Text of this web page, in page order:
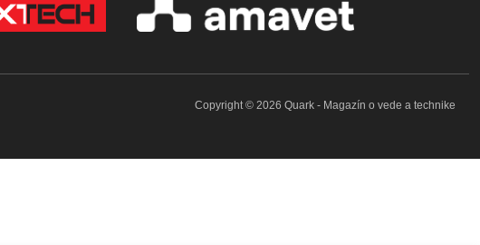
Copyright © 2026 Quark - Magazín o vede a technike